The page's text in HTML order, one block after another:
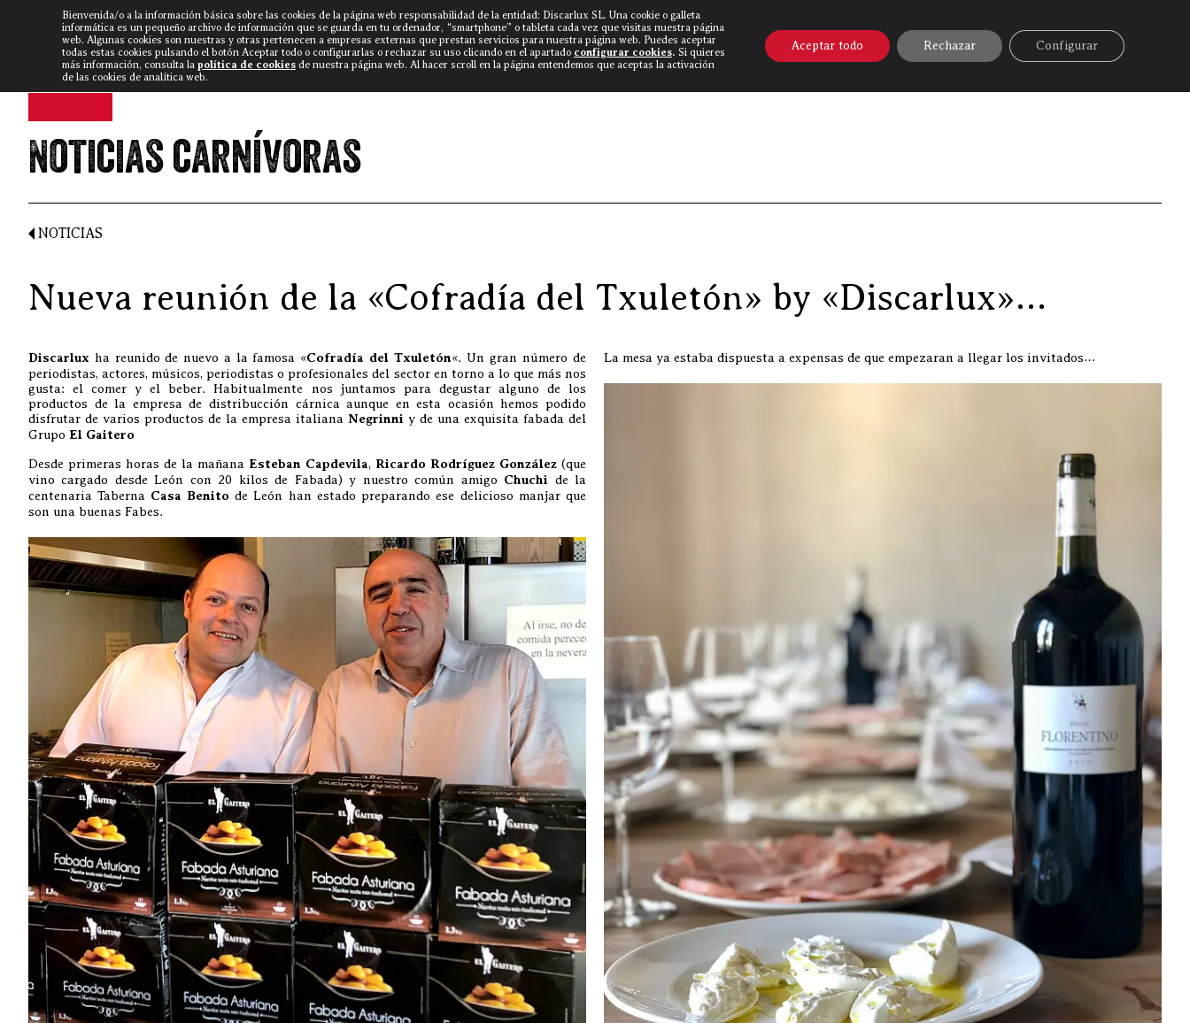
DISCARLUX▼ NOTICIAS VÍDEOS FISTERRA BOVINE WORLD▼ CONTACTO
Noticias carnívoras
NOTICIAS
Nueva reunión de la «Cofradía del Txuletón» by «Discarlux»…
Discarlux ha reunido de nuevo a la famosa «Cofradía del Txuletón«. Un gran número de
periodistas, actores, músicos, periodistas o profesionales del sector en torno a lo que más nos
gusta: el comer y el beber. Habitualmente nos juntamos para degustar alguno de los
productos de la empresa de distribucción cárnica aunque en esta ocasión hemos podido
disfrutar de varios productos de la empresa italiana Negrinni y de una exquisita fabada del
Grupo El Gaitero
Desde primeras horas de la mañana Esteban Capdevila, Ricardo Rodríguez González (que
vino cargado desde León con 20 kilos de Fabada) y nuestro común amigo Chuchi de la
centenaria Taberna Casa Benito de León han estado preparando ese delicioso manjar que
son una buenas Fabes.
La mesa ya estaba dispuesta a expensas de que empezaran a llegar los invitados…
Bienvenida/o a la información básica sobre las cookies de la página web responsabilidad de la entidad: Discarlux SL. Una cookie o galleta
informática es un pequeño archivo de información que se guarda en tu ordenador, “smartphone” o tableta cada vez que visitas nuestra página
web. Algunas cookies son nuestras y otras pertenecen a empresas externas que prestan servicios para nuestra página web. Puedes aceptar
todas estas cookies pulsando el botón Aceptar todo o configurarlas o rechazar su uso clicando en el apartado configurar cookies. Si quieres
más información, consulta la política de cookies de nuestra página web. Al hacer scroll en la página entendemos que aceptas la activación
de las cookies de analítica web.
Aceptar todo Rechazar Configurar